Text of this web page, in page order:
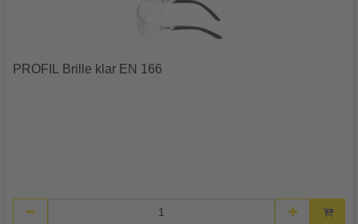
PROFIL Brille klar EN 166